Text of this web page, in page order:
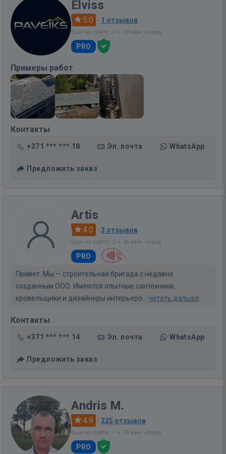
Elviss
5.0 · 1 отзывов
Был на сайте: 1 ч. 18 мин. назад
PRO
Примеры работ
Контакты
+371 *** *** 18 Эл. почта WhatsApp
Предложить заказ
Artis
4.0 · 3 отзывов
Был на сайте: 2 ч. 36 мин. назад
PRO
Привет. Мы — строительная бригада с недавно
созданным ООО. Имеются опытные сантехники,
кровельщики и дизайнеры интерьеро... читать дальше
Контакты
+371 *** *** 14 Эл. почта WhatsApp
Предложить заказ
Andris M.
4.9 · 225 отзывов
Был на сайте: 1 ч. 24 мин. назад
PRO